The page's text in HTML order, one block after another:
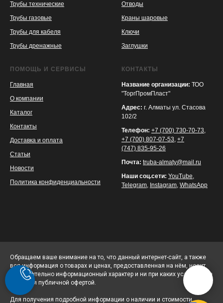
KASPI
SATU
WILDBERRIES
Трубы технические
Трубы газовые
Трубы для кабеля
Трубы дренажные
Отводы
Краны шаровые
Ключи
Заглушки
ПОМОЩЬ И СЕРВИСЫ
Главная
О компании
Каталог
Контакты
Доставка и оплата
Статьи
Новости
Политика конфиденциальности
КОНТАКТЫ
Название организации: ТОО
"ТоргПромПласт"
Адрес: г. Алматы ул. Стасова
102/2
Телефон: +7 (700) 730-70-73,
+7 (700) 807-07-53, +7
(747) 835-95-26
Почта: truba-almaty@mail.ru
Наши соц.сети: YouTube,
Telegram, Instagram, WhatsApp
Обращаем ваше внимание на то, что данный интернет-сайт, а также
вся информация о товарах и ценах, предоставленная на нём, носит
исключительно информационный характер и ни при каких условиях не
является публичной офертой.
Для получения подробной информации о наличии и стоимости